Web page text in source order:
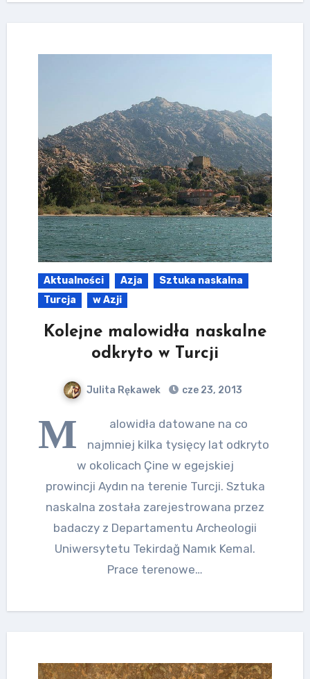
Aktualności Azja
Sztuka naskalna
Turcja
w Azji
Kolejne malowidła naskalne
odkryto w Turcji
Julita Rękawek cze 23, 2013
M
alowidła datowane na co
najmniej kilka tysięcy lat odkryto
w okolicach Çine w egejskiej
prowincji Aydın na terenie Turcji. Sztuka
naskalna została zarejestrowana przez
badaczy z Departamentu Archeologii
Uniwersytetu Tekirdağ Namık Kemal.
Prace terenowe…